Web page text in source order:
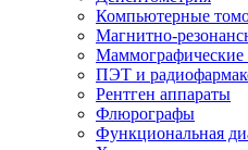
Компьютерные
Магнитно-
Маммографические
ПЭТ и
Рентген аппараты
Флюрографы
Функциональная